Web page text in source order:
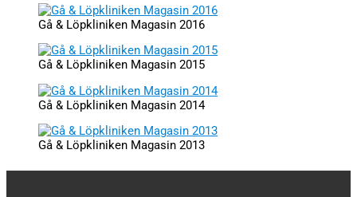
Gå & Löpkliniken Magasin 2016
Gå & Löpkliniken Magasin 2015
Gå & Löpkliniken Magasin 2014
Gå & Löpkliniken Magasin 2013